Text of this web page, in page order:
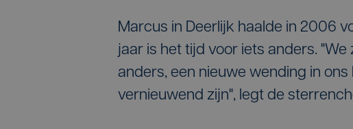
Marcus in Deerlijk haalde in 2006
jaar is het tijd voor iets anders.
anders, een nieuwe wending in
vernieuwend zijn", legt de